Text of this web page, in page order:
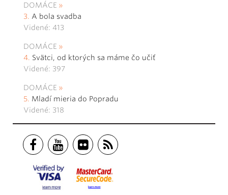
DOMÁCE
A bola svadba
Videné: 413
DOMÁCE
Svätci, od ktorých sa máme čo učiť
Videné: 397
DOMÁCE
Mladí mieria do Popradu
Videné: 318